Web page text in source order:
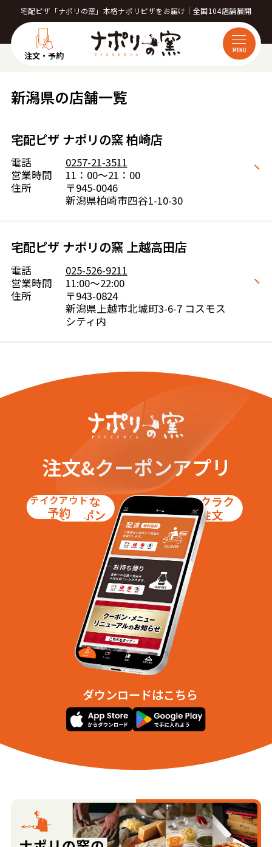
宅配ピザ「ナポリの窯」本格ナポリピザをお届け｜全国104店舗展開
注文・予約 MENU
新潟県の店舗一覧
宅配ピザ ナポリの窯 柏崎店
電話
0257-21-3511
営業時間
11：00～21：00
住所
〒945-0046
新潟県柏崎市四谷1-10-30
宅配ピザ ナポリの窯 上越高田店
電話
025-526-9211
営業時間
11:00～22:00
住所
〒943-0824
新潟県上越市北城町3-6-7 コスモス
シティ内
注文&クーポンアプリ
お得な
クーポン
テイクアウト
予約
ラクラク
注文
ダウンロードはこちら